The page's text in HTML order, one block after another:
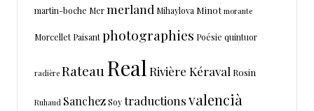
martin-boche Mermerland Mihaylova Minot morante
Morcellet Paisantphotographies Poésie quintuor
radière RateauReal Rivière Kéraval Rosin
Ruhaud SanchezSoytraductionsvalencià